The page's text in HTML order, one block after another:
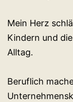
Mein Herz
Kindern und
Alltag.
Beruflich